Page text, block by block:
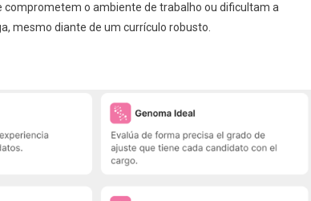
o ambiente de trabalho ou dificultam a
mesmo diante de um currículo robusto.